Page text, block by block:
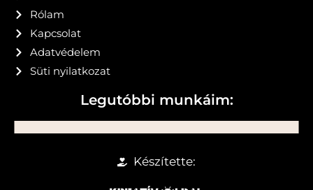
Rólam
Kapcsolat
Adatvédelem
Süti nyilatkozat
Legutóbbi munkáim:
Készítette: